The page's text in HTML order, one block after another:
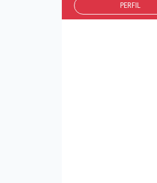
PERFIL